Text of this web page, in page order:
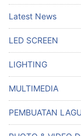
Latest News
LED SCREEN
LIGHTING
MULTIMEDIA
PEMBUATAN